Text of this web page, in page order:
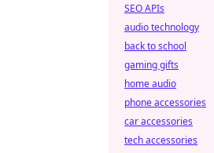
SEO APIs
audio technology
back to school
gaming gifts
home audio
phone accessories
car accessories
tech accessories